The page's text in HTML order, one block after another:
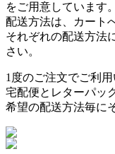
をご用意しています。
配送方法は、カート
それぞれの配送方法
さい。
1度のご注文でご利
宅配便とレターパッ
希望の配送方法毎に